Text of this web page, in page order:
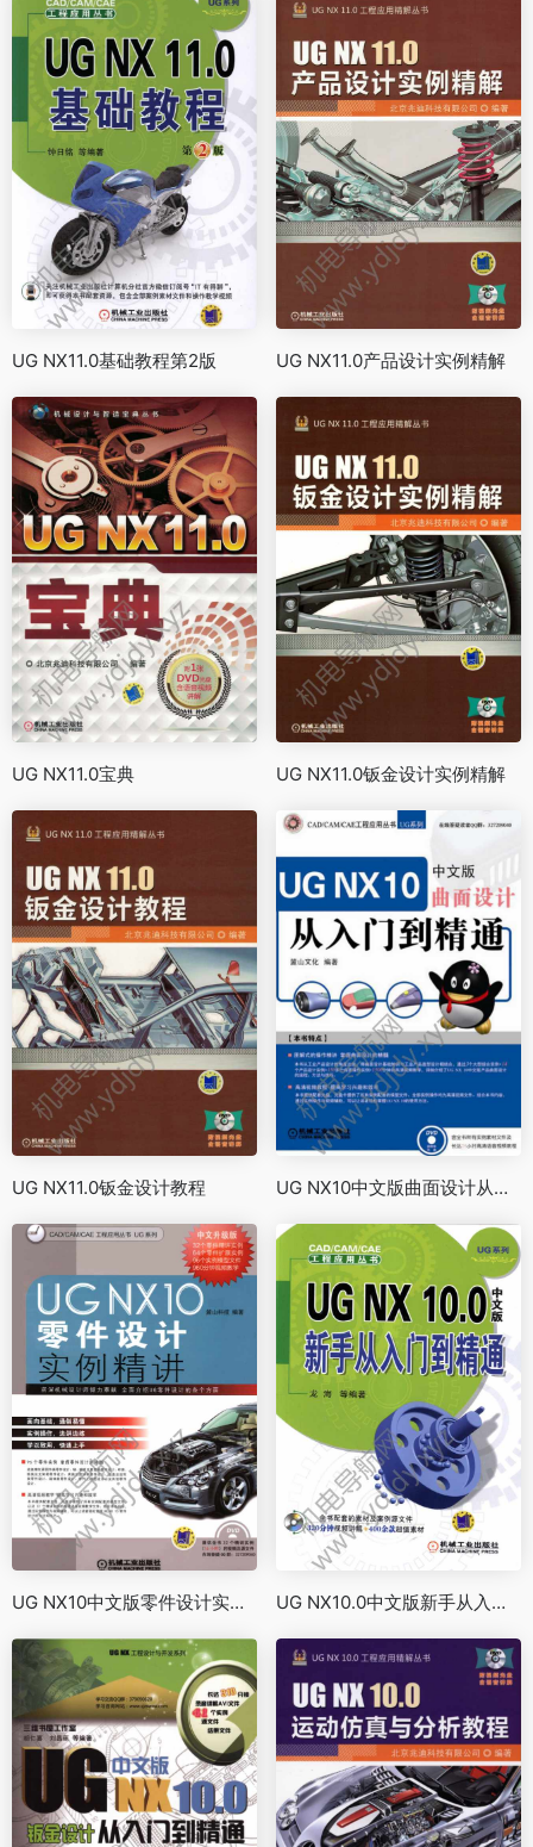
UG NX11.0基础教程第2版 UG NX11.0产品设计实例精解
UG NX11.0宝典 UG NX11.0钣金设计实例精解
UG NX11.0钣金设计教程 UG NX10中文版曲面设计从入门到精通
UG NX10中文版零件设计实例精讲 UG NX10.0中文版新手从入门到精通